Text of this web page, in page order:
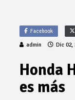
Facebook
admin Dic 02,
Honda
es más